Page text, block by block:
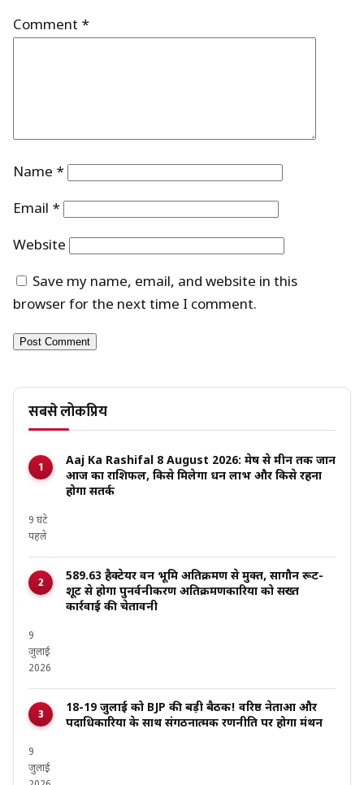
Comment *
Name *
Email *
Website
Save my name, email, and website in this
browser for the next time I comment.
सबसे लोकप्रिय
Aaj Ka Rashifal 8 August 2026: मेष से मीन तक जानें
आज का राशिफल, किसे मिलेगा धन लाभ और किसे रहना
होगा सतर्क
9 घंटे
पहले
589.63 हैक्टेयर वन भूमि अतिक्रमण से मुक्त, सागौन रूट-
शूट से होगा पुनर्वनीकरण अतिक्रमणकारियों को सख्त
कार्रवाई की चेतावनी
9
जुलाई
2026
18-19 जुलाई को BJP की बड़ी बैठक! वरिष्ठ नेताओं और
पदाधिकारियों के साथ संगठनात्मक रणनीति पर होगा मंथन
9
जुलाई